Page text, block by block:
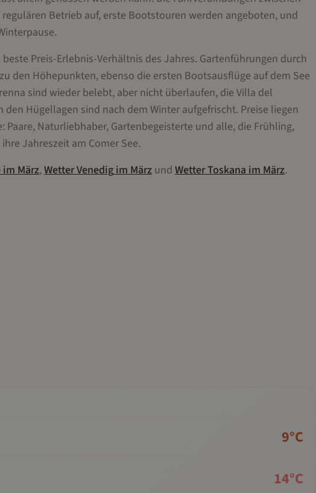
Betrieb auf, erste Bootstouren werden angeboten, und
Preis-Erlebnis-Verhältnis des Jahres. Gartenführungen durch
den Höhepunkten, ebenso die ersten Bootsausflüge auf dem See
sind wieder belebt, aber nicht überlaufen, die Villa del
Hügellagen sind nach dem Winter aufgefrischt. Preise liegen
Naturliebhaber, Gartenbegeisterte und alle, die Frühling,
Jahreszeit am Comer See.
imMärz,WetterVenedigimMärz und WetterToskanaimMärz.
9°C
14°C